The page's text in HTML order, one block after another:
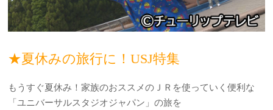
★夏休みの旅行に！USJ特集
もうすぐ夏休み！家族のおススメのＪＲを使っていく便利な
「ユニバーサルスタジオジャパン」の旅を